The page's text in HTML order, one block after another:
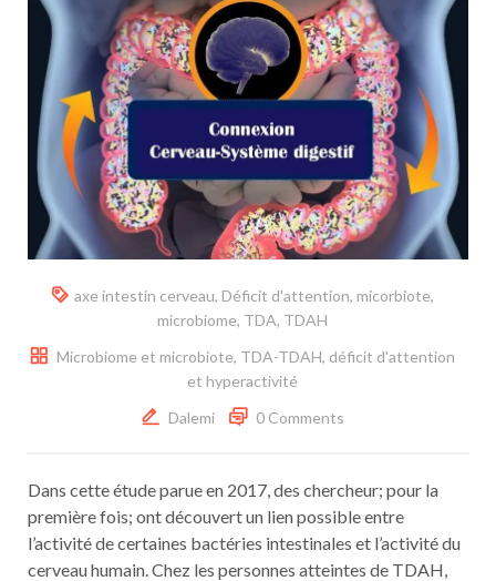
axe intestin cerveau, Déficit d'attention, micorbiote,
microbiome, TDA, TDAH
Microbiome et microbiote, TDA-TDAH, déficit d'attention
et hyperactivité
Dalemi
0 Comments
Dans cette étude parue en 2017, des chercheur; pour la
première fois; ont découvert un lien possible entre
l’activité de certaines bactéries intestinales et l’activité du
cerveau humain. Chez les personnes atteintes de TDAH,